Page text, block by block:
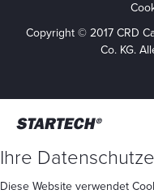
Copyright © 2017 CRD
Co. KG.
Ihre
Diese Website verwendet